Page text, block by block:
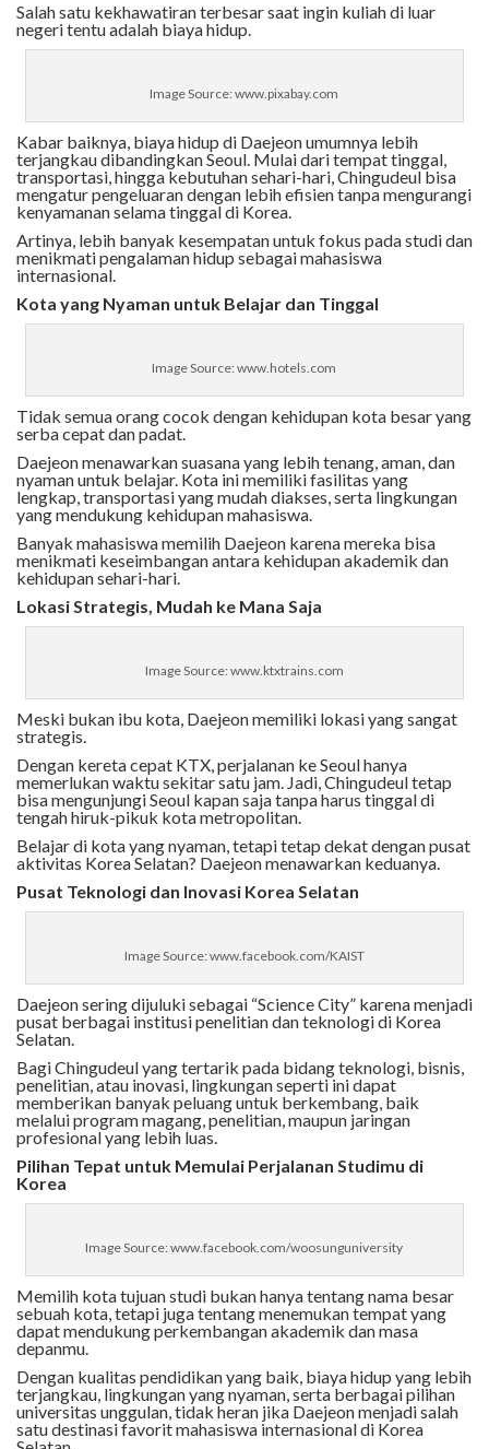
Salah satu kekhawatiran terbesar saat ingin kuliah di luar
negeri tentu adalah biaya hidup.
Image Source: www.pixabay.com
Kabar baiknya, biaya hidup di Daejeon umumnya lebih
terjangkau dibandingkan Seoul. Mulai dari tempat tinggal,
transportasi, hingga kebutuhan sehari-hari, Chingudeul bisa
mengatur pengeluaran dengan lebih efisien tanpa mengurangi
kenyamanan selama tinggal di Korea.
Artinya, lebih banyak kesempatan untuk fokus pada studi dan
menikmati pengalaman hidup sebagai mahasiswa
internasional.
Kota yang Nyaman untuk Belajar dan Tinggal
Image Source: www.hotels.com
Tidak semua orang cocok dengan kehidupan kota besar yang
serba cepat dan padat.
Daejeon menawarkan suasana yang lebih tenang, aman, dan
nyaman untuk belajar. Kota ini memiliki fasilitas yang
lengkap, transportasi yang mudah diakses, serta lingkungan
yang mendukung kehidupan mahasiswa.
Banyak mahasiswa memilih Daejeon karena mereka bisa
menikmati keseimbangan antara kehidupan akademik dan
kehidupan sehari-hari.
Lokasi Strategis, Mudah ke Mana Saja
Image Source: www.ktxtrains.com
Meski bukan ibu kota, Daejeon memiliki lokasi yang sangat
strategis.
Dengan kereta cepat KTX, perjalanan ke Seoul hanya
memerlukan waktu sekitar satu jam. Jadi, Chingudeul tetap
bisa mengunjungi Seoul kapan saja tanpa harus tinggal di
tengah hiruk-pikuk kota metropolitan.
Belajar di kota yang nyaman, tetapi tetap dekat dengan pusat
aktivitas Korea Selatan? Daejeon menawarkan keduanya.
Pusat Teknologi dan Inovasi Korea Selatan
Image Source: www.facebook.com/KAIST
Daejeon sering dijuluki sebagai “Science City” karena menjadi
pusat berbagai institusi penelitian dan teknologi di Korea
Selatan.
Bagi Chingudeul yang tertarik pada bidang teknologi, bisnis,
penelitian, atau inovasi, lingkungan seperti ini dapat
memberikan banyak peluang untuk berkembang, baik
melalui program magang, penelitian, maupun jaringan
profesional yang lebih luas.
Pilihan Tepat untuk Memulai Perjalanan Studimu di
Korea
Image Source: www.facebook.com/woosunguniversity
Memilih kota tujuan studi bukan hanya tentang nama besar
sebuah kota, tetapi juga tentang menemukan tempat yang
dapat mendukung perkembangan akademik dan masa
depanmu.
Dengan kualitas pendidikan yang baik, biaya hidup yang lebih
terjangkau, lingkungan yang nyaman, serta berbagai pilihan
universitas unggulan, tidak heran jika Daejeon menjadi salah
satu destinasi favorit mahasiswa internasional di Korea